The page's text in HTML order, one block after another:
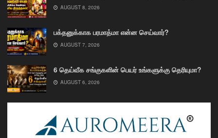
AUGUST 8, 2026
பக்தனுக்காக பரமாத்மா என்ன செய்வார்?
AUGUST 7, 2026
6 தெய்வீக சங்குகளின் பெயர் உங்களுக்கு தெரியுமா?
AUGUST 6, 2026